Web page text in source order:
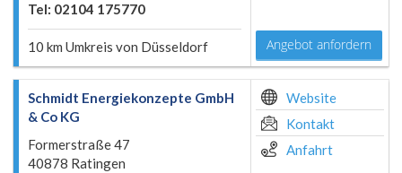
Tel: 02104 175770
10 km Umkreis von Düsseldorf Angebot anfordern
Schmidt Energiekonzepte GmbH
& Co KG
Formerstraße 47
40878 Ratingen
Website
Kontakt
Anfahrt